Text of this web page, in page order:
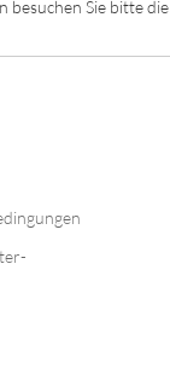
besuchen Sie bitte die